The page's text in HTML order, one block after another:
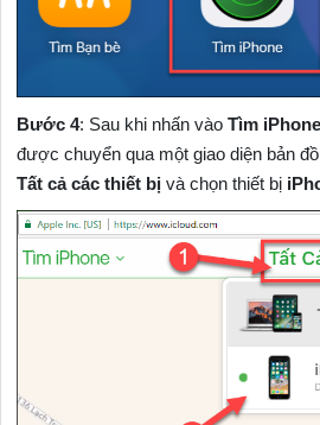
Bước 4: Sau khi nhấn vàoTìm iPhone
được chuyển qua một giao diện bản
Tất cả các thiết bị và chọn thiết bị